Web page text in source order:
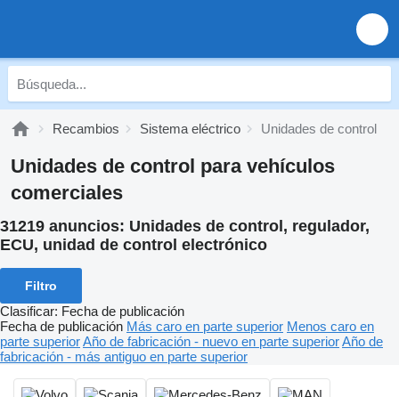
Recambios Sistema eléctrico Unidades de control
Unidades de control para vehículos
comerciales
31219 anuncios: Unidades de control, regulador,
ECU, unidad de control electrónico
Filtro
Clasificar: Fecha de publicación
Fecha de publicación Más caro en parte superior Menos caro en
parte superiorAño de fabricación - nuevo en parte superiorAño de
fabricación - más antiguo en parte superior